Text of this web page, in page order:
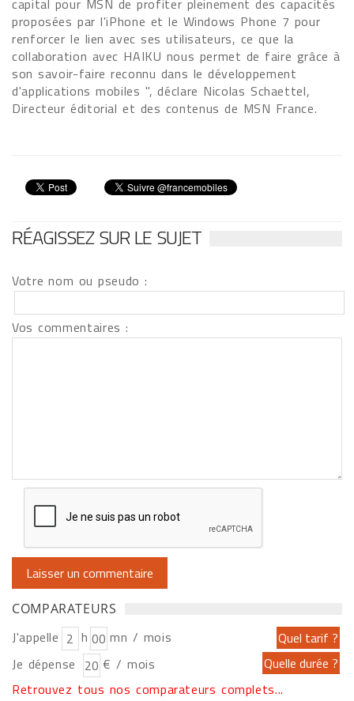
capital pour MSN de profiter pleinement des capacités
proposées par l'iPhone et le Windows Phone 7 pour
renforcer le lien avec ses utilisateurs, ce que la
collaboration avec HAIKU nous permet de faire grâce à
son savoir-faire reconnu dans le développement
d'applications mobiles ", déclare Nicolas Schaettel,
Directeur éditorial et des contenus de MSN France.
RÉAGISSEZ SUR LE SUJET
Votre nom ou pseudo :
Vos commentaires :
COMPARATEURS
J'appelle h
mn / mois
Je dépense
€ / mois
Retrouvez tous nos comparateurs complets...